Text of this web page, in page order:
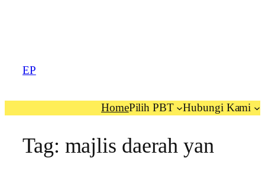
EP
HomePilih PBT Hubungi Kami
Tag: majlis daerah yan